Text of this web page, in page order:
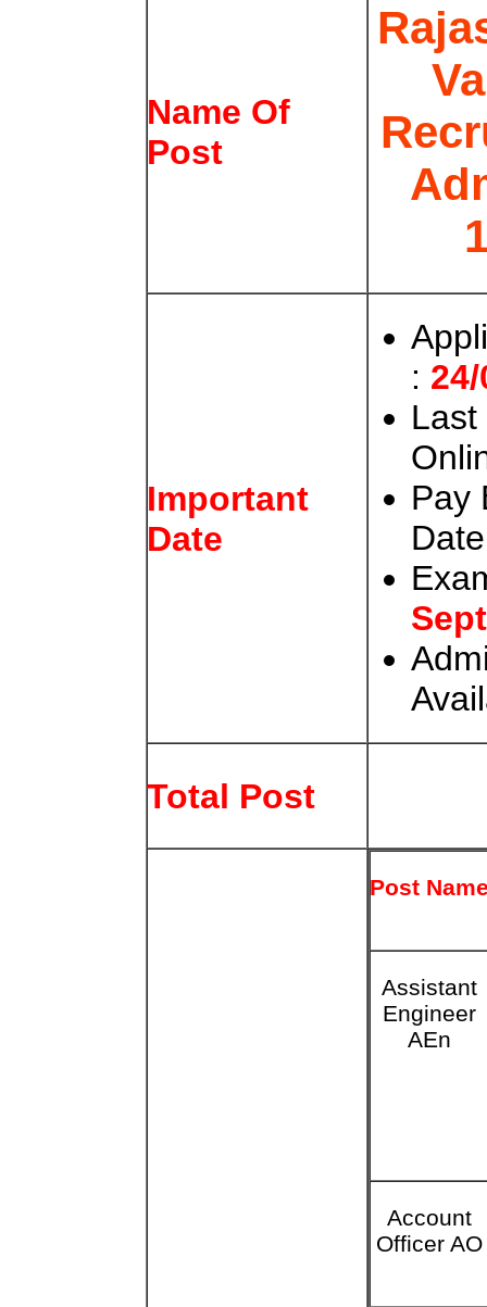
Name Of
Post
Important
Date
:
Last
Pay
Total Post
Post
Assistant
Engineer
AEn
Account
Officer AO